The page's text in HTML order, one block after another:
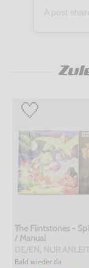
The Flintstones -
/ Manual
Bald wieder da